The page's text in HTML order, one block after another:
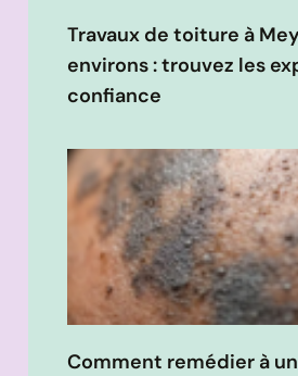
Travaux de toiture à
environs : trouvez les
confiance
Comment remédier à